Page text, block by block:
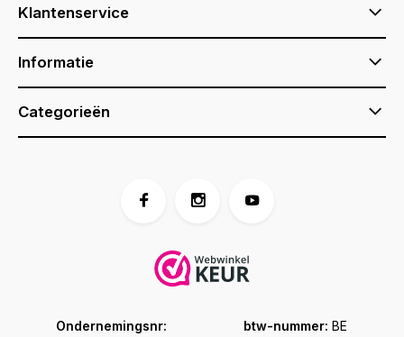
Klantenservice
Informatie
Categorieën
Ondernemingsnr:
btw-nummer: BE